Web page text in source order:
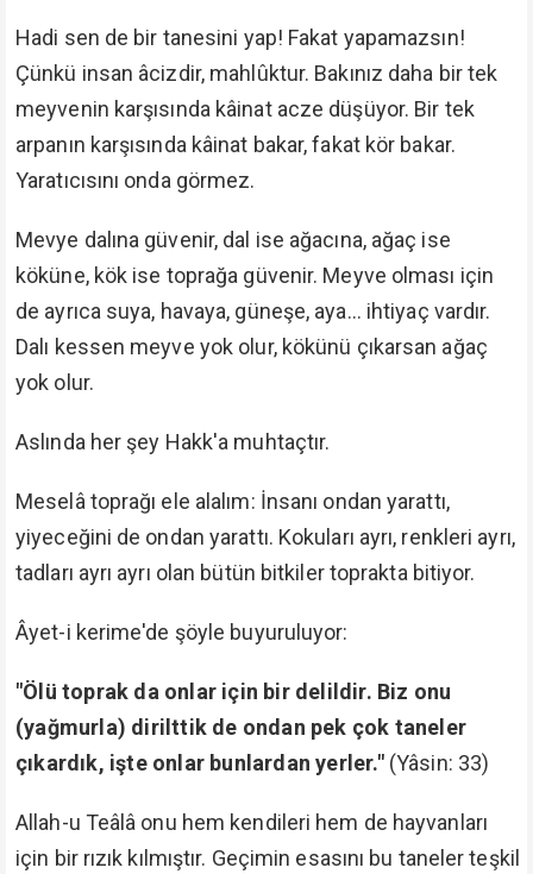
Hadi sen de bir tanesini yap! Fakat yapamazsın!
Çünkü insan âcizdir, mahlûktur. Bakınız daha bir tek
meyvenin karşısında kâinat acze düşüyor. Bir tek
arpanın karşısında kâinat bakar, fakat kör bakar.
Yaratıcısını onda görmez.
Mevye dalına güvenir, dal ise ağacına, ağaç ise
köküne, kök ise toprağa güvenir. Meyve olması için
de ayrıca suya, havaya, güneşe, aya... ihtiyaç vardır.
Dalı kessen meyve yok olur, kökünü çıkarsan ağaç
yok olur.
Aslında her şey Hakk'a muhtaçtır.
Meselâ toprağı ele alalım: İnsanı ondan yarattı,
yiyeceğini de ondan yarattı. Kokuları ayrı, renkleri ayrı,
tadları ayrı ayrı olan bütün bitkiler toprakta bitiyor.
Âyet-i kerime'de şöyle buyuruluyor:
"Ölü toprak da onlar için bir delildir. Biz onu
(yağmurla) dirilttik de ondan pek çok taneler
çıkardık, işte onlar bunlardan yerler." (Yâsin: 33)
Allah-u Teâlâ onu hem kendileri hem de hayvanları
için bir rızık kılmıştır. Geçimin esasını bu taneler teşkil